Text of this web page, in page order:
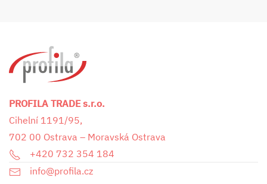
PROFILA TRADE s.r.o.
Cihelní 1191/95,
702 00 Ostrava – Moravská Ostrava
+420 732 354 184
info@profila.cz